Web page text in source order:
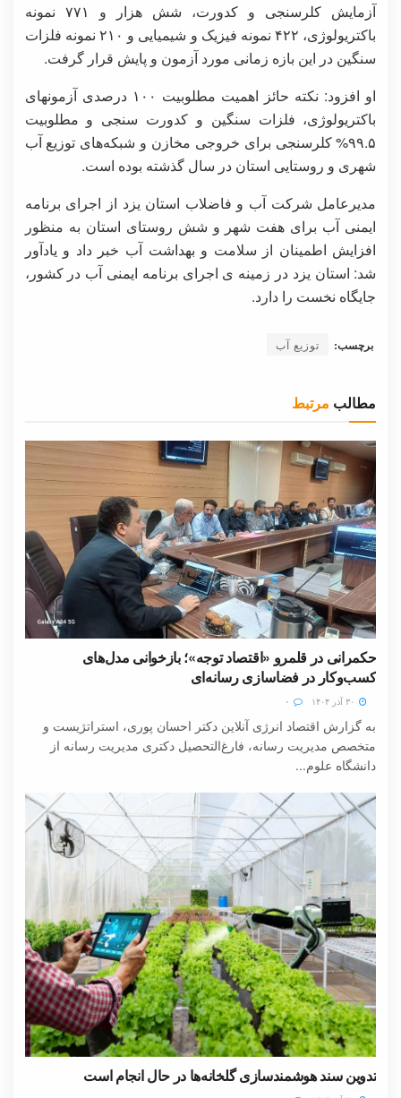
آزمایش کلرسنجی و کدورت، شش هزار و ۷۷۱ نمونه
باکتریولوژی، ۴۲۲ نمونه فیزیک و شیمیایی و ۲۱۰ نمونه فلزات
سنگین در این بازه زمانی مورد آزمون و پایش قرار گرفت.
او افزود: نکته حائز اهمیت مطلوبیت ۱۰۰ درصدی آزمونهای
باکتریولوژی، فلزات سنگین و کدورت سنجی و مطلوبیت
۹۹.۵% کلرسنجی برای خروجی مخازن و شبکه‌های توزیع آب
شهری و روستایی استان در سال گذشته بوده است.
مدیرعامل شرکت آب و فاضلاب استان یزد از اجرای برنامه
ایمنی آب برای هفت شهر و شش روستای استان به منظور
افزایش اطمینان از سلامت و بهداشت آب خبر داد و یادآور
شد: استان یزد در زمینه ی اجرای برنامه ایمنی آب در کشور،
جایگاه نخست را دارد.
برچسب: توزیع آب
مطالب مرتبط
حکمرانی در قلمرو «اقتصاد توجه»؛ بازخوانی مدل‌های
کسب‌وکار در فضاسازی رسانه‌ای
به گزارش اقتصاد انرژی آنلاین دکتر احسان پوری، استراتژیست و
متخصص مدیریت رسانه، فارغ‌التحصیل دکتری مدیریت رسانه از
دانشگاه علوم...
تدوین سند هوشمندسازی گلخانه‌ها در حال انجام است